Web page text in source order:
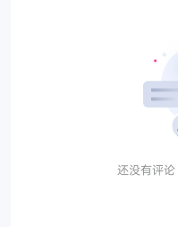
还没有评